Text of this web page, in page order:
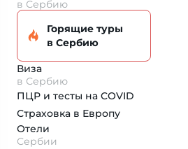
в Сербию
Горящие туры
в Сербию
Виза
в Сербию
ПЦР и тесты на COVID
Страховка в Европу
Отели
Сербии